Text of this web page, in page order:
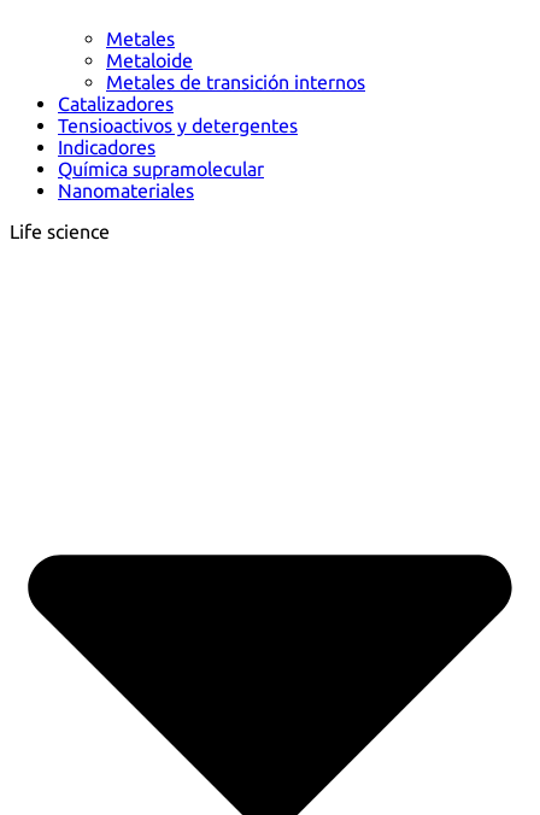
Metales
Metaloide
Metales de transición internos
Catalizadores
Tensioactivos y detergentes
Indicadores
Química supramolecular
Nanomateriales
Life science